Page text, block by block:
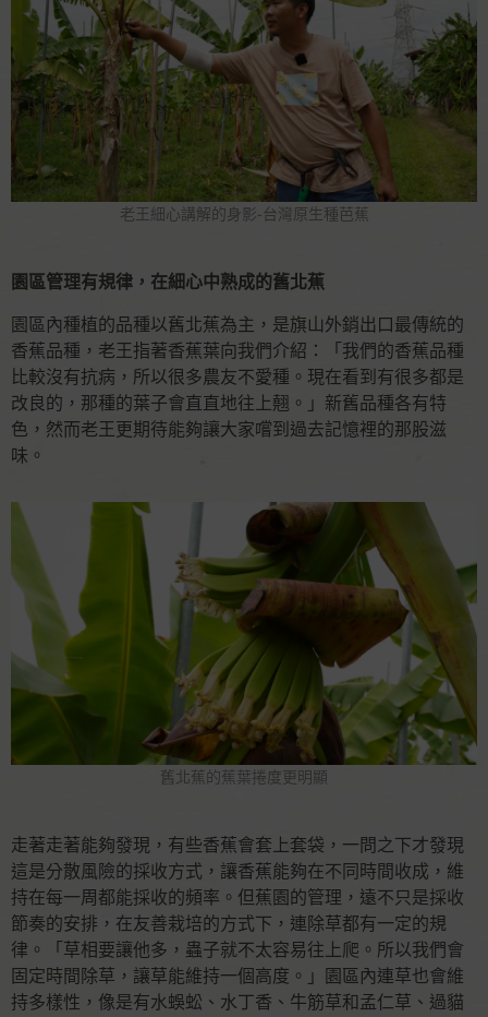
老王細心講解的身影-台灣原生種芭蕉
園區管理有規律，在細心中熟成的舊北蕉
園區內種植的品種以舊北蕉為主，是旗山外銷出口最傳統的
香蕉品種，老王指著香蕉葉向我們介紹：「我們的香蕉品種
比較沒有抗病，所以很多農友不愛種。現在看到有很多都是
改良的，那種的葉子會直直地往上翹。」新舊品種各有特
色，然而老王更期待能夠讓大家嚐到過去記憶裡的那股滋
味。
舊北蕉的蕉葉捲度更明顯
走著走著能夠發現，有些香蕉會套上套袋，一問之下才發現
這是分散風險的採收方式，讓香蕉能夠在不同時間收成，維
持在每一周都能採收的頻率。但蕉園的管理，遠不只是採收
節奏的安排，在友善栽培的方式下，連除草都有一定的規
律。「草相要讓他多，蟲子就不太容易往上爬。所以我們會
固定時間除草，讓草能維持一個高度。」園區內連草也會維
持多樣性，像是有水蜈蚣、水丁香、牛筋草和孟仁草、過貓